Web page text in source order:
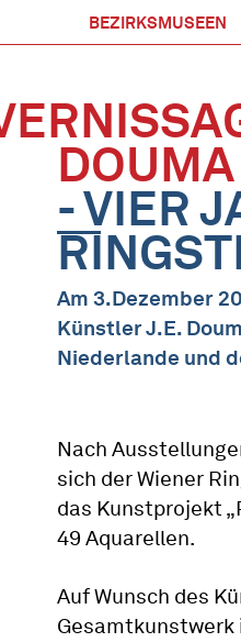
BEZIRKSMUSEEN
DOUMA
- VIER
Am 3.Dezember
Künstler J.E.
Niederlande und
Nach
sich der Wiener
das Kunstprojekt
49 Aquarellen.
Auf Wunsch des
Gesamtkunstwerk